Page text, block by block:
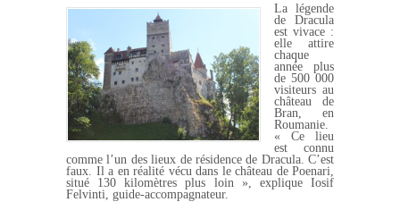
La légende
de Dracula
est vivace :
elle attire
chaque
année plus
de 500 000
visiteurs au
château de
Bran, en
Roumanie.
« Ce lieu
est connu
comme l’un des lieux de résidence de Dracula. C’est
faux. Il a en réalité vécu dans le château de Poenari,
situé 130 kilomètres plus loin », explique Iosif
Felvinti, guide-accompagnateur.